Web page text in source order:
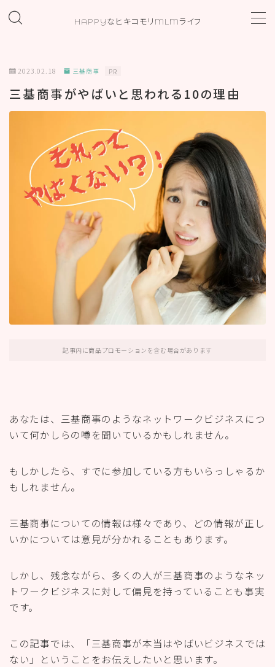
HAPPYなヒキコモリMLMライフ
お問い合わせ
カテゴリー
2023.02.18 三基商事 PR
三基商事がやばいと思われる10の理由
記事内に商品プロモーションを含む場合があります
あなたは、三基商事のようなネットワークビジネスにつ
いて何かしらの噂を聞いているかもしれません。
もしかしたら、すでに参加している方もいらっしゃるか
もしれません。
三基商事についての情報は様々であり、どの情報が正し
いかについては意見が分かれることもあります。
しかし、残念ながら、多くの人が三基商事のようなネッ
トワークビジネスに対して偏見を持っていることも事実
です。
この記事では、「三基商事が本当はやばいビジネスでは
ない」ということをお伝えしたいと思います。